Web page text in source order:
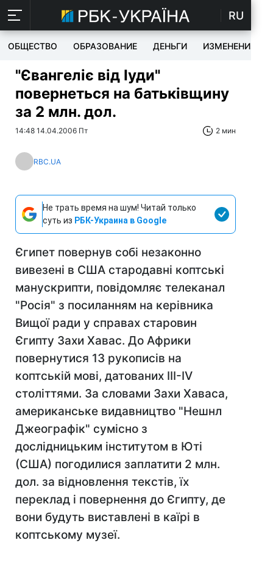
RU
ОБЩЕСТВО ОБРАЗОВАНИЕ ДЕНЬГИ ИЗМЕНЕНИЯ
"Євангеліє від Іуди"
повернеться на батьківщину
за 2 млн. дол.
14:48 14.04.2006 Пт 2 мин
RBC.UA
Не трать время на шум! Читай только
суть из РБК-Украина в Google
Єгипет повернув собі незаконно
вивезені в США стародавні коптські
манускрипти, повідомляє телеканал
"Росія" з посиланням на керівника
Вищої ради у справах старовин
Єгипту Захи Хавас. До Африки
повернутися 13 рукописів на
коптській мові, датованих III-IV
століттями. За словами Захи Хаваса,
американське видавництво "Нешнл
Джеографік" сумісно з
дослідницьким інститутом в Юті
(США) погодилися заплатити 2 млн.
дол. за відновлення текстів, їх
переклад і повернення до Єгипту, де
вони будуть виставлені в каїрі в
коптському музеї.